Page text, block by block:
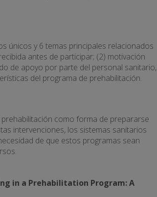
únicos y 6 temas principales relacionados
antes de participar; (2) motivación
de apoyo por parte del personal sanitario,
del programa de prehabilitación.
como forma de prepararse
intervenciones, los sistemas sanitarios
de que estos programas sean
in a Prehabilitation Program: A